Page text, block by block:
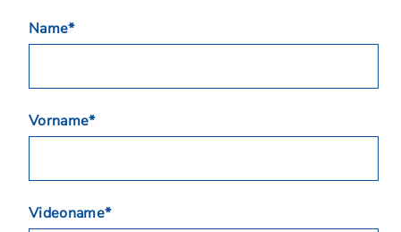
Name*
Vorname*
Videoname*